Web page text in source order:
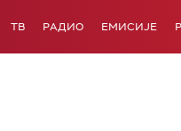
ТВ РАДИО ЕМИСИЈЕ